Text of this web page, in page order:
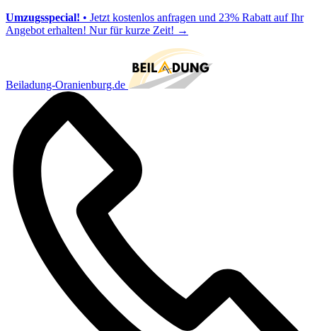
Umzugsspecial! • Jetzt kostenlos anfragen und 23% Rabatt auf Ihr
Angebot erhalten! Nur für kurze Zeit! →
Beiladung-Oranienburg.de